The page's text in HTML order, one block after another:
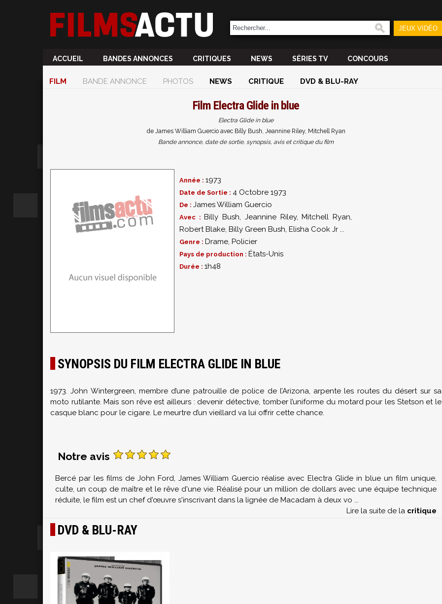
JEUX VIDÉO
ACCUEIL BANDES ANNONCES CRITIQUES NEWS SÉRIES TV CONCOURS
FILM BANDE ANNONCE PHOTOS NEWS CRITIQUE DVD & BLU-RAY
Film Electra Glide in blue
Electra Glide in blue
de James William Guercio avec Billy Bush, Jeannine Riley, Mitchell Ryan
Bande annonce, date de sortie, synopsis, avis et critique du film
Année : 1973
Date de Sortie : 4 Octobre 1973
De : James William Guercio
Avec : Billy Bush, Jeannine Riley,Mitchell Ryan,
Robert Blake, Billy Green Bush, Elisha Cook Jr ...
Genre : Drame, Policier
Pays de production : États-Unis
Durée : 1h48
SYNOPSIS DU FILM ELECTRA GLIDE IN BLUE
1973. John Wintergreen, membre d’une patrouille de police de l’Arizona, arpente les routes du désert sur sa
moto rutilante. Mais son rêve est ailleurs : devenir détective, tomber l’uniforme du motard pour les Stetson et le
casque blanc pour le cigare. Le meurtre d’un vieillard va lui offrir cette chance.
Notre avis
Bercé par les films de John Ford, James William Guercio réalise avec Electra Glide in blue un film unique,
culte, un coup de maître et le rêve d'une vie. Réalisé pour un million de dollars avec une équipe technique
réduite, le film est un chef d'œuvre s'inscrivant dans la lignée de Macadam à deux vo ...
Lire la suite de la critique
DVD & BLU-RAY